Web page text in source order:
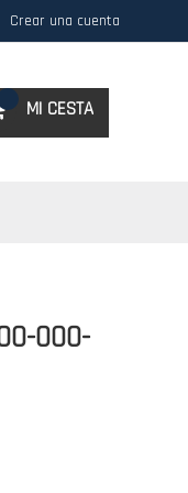
Crear una cuenta
MI CESTA
000-